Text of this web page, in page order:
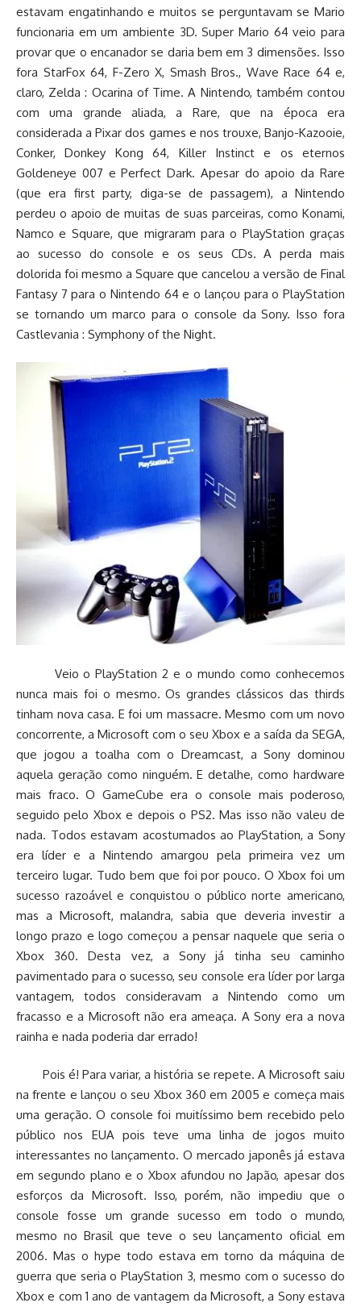
estavam engatinhando e muitos se perguntavam se Mario
funcionaria em um ambiente 3D. Super Mario 64 veio para
provar que o encanador se daria bem em 3 dimensões. Isso
fora StarFox 64, F-Zero X, Smash Bros., Wave Race 64 e,
claro, Zelda : Ocarina of Time. A Nintendo, também contou
com uma grande aliada, a Rare, que na época era
considerada a Pixar dos games e nos trouxe, Banjo-Kazooie,
Conker, Donkey Kong 64, Killer Instinct e os eternos
Goldeneye 007 e Perfect Dark. Apesar do apoio da Rare
(que era first party, diga-se de passagem), a Nintendo
perdeu o apoio de muitas de suas parceiras, como Konami,
Namco e Square, que migraram para o PlayStation graças
ao sucesso do console e os seus CDs. A perda mais
dolorida foi mesmo a Square que cancelou a versão de Final
Fantasy 7 para o Nintendo 64 e o lançou para o PlayStation
se tornando um marco para o console da Sony. Isso fora
Castlevania : Symphony of the Night.
Veio o PlayStation 2 e o mundo como conhecemos
nunca mais foi o mesmo. Os grandes clássicos das thirds
tinham nova casa. E foi um massacre. Mesmo com um novo
concorrente, a Microsoft com o seu Xbox e a saída da SEGA,
que jogou a toalha com o Dreamcast, a Sony dominou
aquela geração como ninguém. E detalhe, como hardware
mais fraco. O GameCube era o console mais poderoso,
seguido pelo Xbox e depois o PS2. Mas isso não valeu de
nada. Todos estavam acostumados ao PlayStation, a Sony
era líder e a Nintendo amargou pela primeira vez um
terceiro lugar. Tudo bem que foi por pouco. O Xbox foi um
sucesso razoável e conquistou o público norte americano,
mas a Microsoft, malandra, sabia que deveria investir a
longo prazo e logo começou a pensar naquele que seria o
Xbox 360. Desta vez, a Sony já tinha seu caminho
pavimentado para o sucesso, seu console era líder por larga
vantagem, todos consideravam a Nintendo como um
fracasso e a Microsoft não era ameaça. A Sony era a nova
rainha e nada poderia dar errado!
Pois é! Para variar, a história se repete. A Microsoft saiu
na frente e lançou o seu Xbox 360 em 2005 e começa mais
uma geração. O console foi muitíssimo bem recebido pelo
público nos EUA pois teve uma linha de jogos muito
interessantes no lançamento. O mercado japonês já estava
em segundo plano e o Xbox afundou no Japão, apesar dos
esforços da Microsoft. Isso, porém, não impediu que o
console fosse um grande sucesso em todo o mundo,
mesmo no Brasil que teve o seu lançamento oficial em
2006. Mas o hype todo estava em torno da máquina de
guerra que seria o PlayStation 3, mesmo com o sucesso do
Xbox e com 1 ano de vantagem da Microsoft, a Sony estava